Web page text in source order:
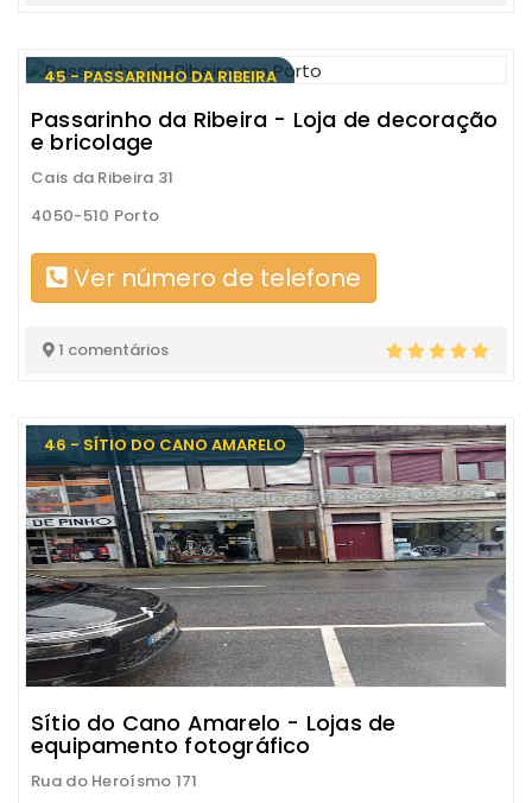
45 - PASSARINHO DA RIBEIRA
Passarinho da Ribeira - Loja de decoração
e bricolage
Cais da Ribeira 31
4050-510 Porto
Ver número de telefone
1 comentários
46 - SÍTIO DO CANO AMARELO
Sítio do Cano Amarelo - Lojas de
equipamento fotográfico
Rua do Heroísmo 171